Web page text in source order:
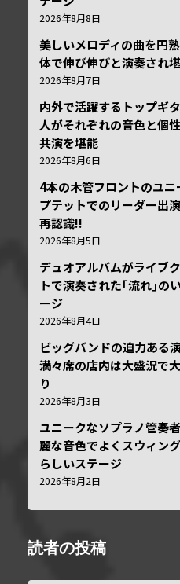
2026年8月8日
美しいメロディの曲を円
体で伸び伸びと演奏され
2026年8月7日
内外で活躍するトップギ
人がそれぞれの音色と個
共演を堪能
2026年8月6日
4本の木管フロントのユニ
プテットでのリーダー出
再認識!!
2026年8月5日
デュオアルバムがライブ
トで演奏された｢流れ｣の
ージ
2026年8月4日
ビッグバンドの迫力ある
満々席の店内は大盛況で
り
2026年8月3日
ユニークなソプラノ管奏
麗な音色でよくスウィン
らしいステージ
2026年8月2日
読者の投稿